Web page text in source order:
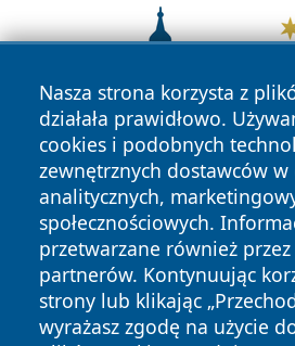
Nasza strona korzysta z
działała prawidłowo.
cookies i podobnych
zewnętrznych dostawców w
analitycznych,
społecznościowych.
przetwarzane również przez
partnerów. Kontynuując
strony lub klikając
wyrażasz zgodę na użycie